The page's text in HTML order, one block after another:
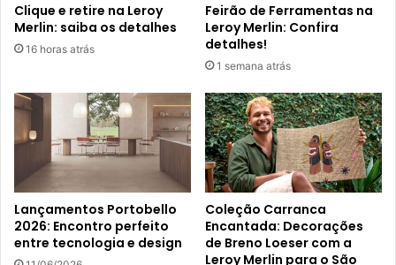
Clique e retire na Leroy
Merlin: saiba os detalhes
16 horas atrás
Feirão de Ferramentas na
Leroy Merlin: Confira
detalhes!
1 semana atrás
Lançamentos Portobello
2026: Encontro perfeito
entre tecnologia e design
Coleção Carranca
Encantada: Decorações
de Breno Loeser com a
Leroy Merlin para o São